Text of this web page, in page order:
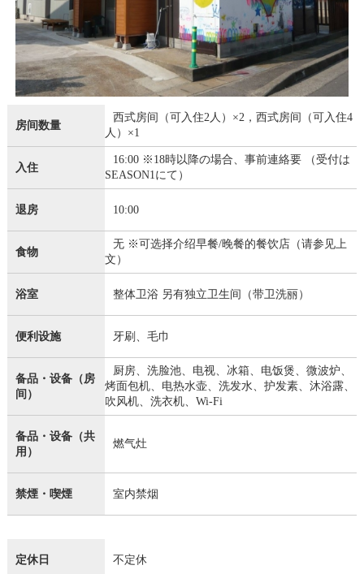
房间数量
西式房间（可入住2人）×2，西式房间（可入住4
人）×1
入住
16:00 ※18時以降の場合、事前連絡要 （受付は
SEASON1にて）
退房 10:00
食物
无 ※可选择介绍早餐/晚餐的餐饮店（请参见上
文）
浴室 整体卫浴 另有独立卫生间（带卫洗丽）
便利设施 牙刷、毛巾
备品・设备（房
间）
厨房、洗脸池、电视、冰箱、电饭煲、微波炉、
烤面包机、电热水壶、洗发水、护发素、沐浴露、
吹风机、洗衣机、Wi-Fi
备品・设备（共
用）
燃气灶
禁煙・喫煙 室内禁烟
定休日 不定休